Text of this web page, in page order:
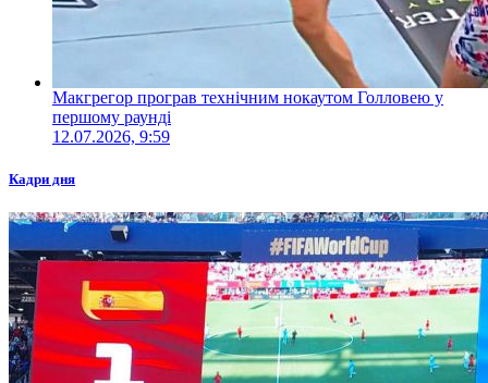
Макгрегор програв технічним нокаутом Голловею у
першому раунді
12.07.2026, 9:59
Кадри дня